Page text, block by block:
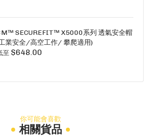
SECUREFIT™ X5000系列 透氣安全帽
業安全/高空工作/ 攀爬適用)
至 $648.00
你可能會喜歡
相關貨品